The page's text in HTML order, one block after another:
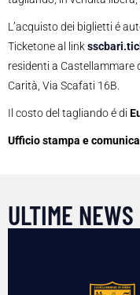
L’acquisto dei biglietti é
Ticketone al link
residenti a Castellammare
Carità, Via Scafati 16B.
Il costo del tagliando é di
Ufficio stampa e
ULTIME NEWS